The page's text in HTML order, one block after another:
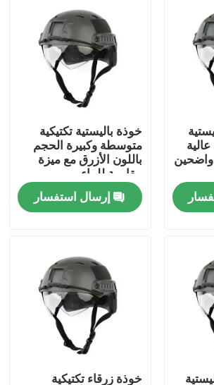
مضادة للرصاص
واضحين
خوذة باليستية تكتيكية
متوسطة وكبيرة الحجم
باللون الأزرق مع ميزة
مقاومة للماء
إرسال استفسار
خوذة زرقاء تكتيكية